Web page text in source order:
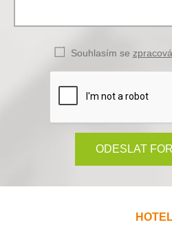
Souhlasím se
ODESLAT